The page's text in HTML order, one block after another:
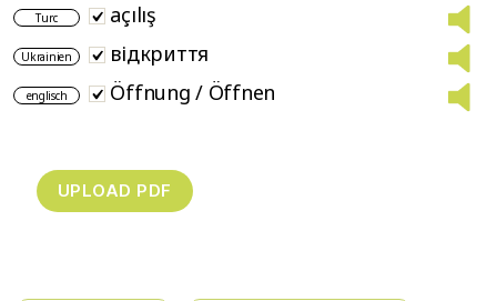
Turc açılış
Ukrainien відкриття
englisch Öffnung / Öffnen